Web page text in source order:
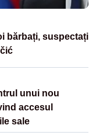
bărbați, suspectați
unui nou
accesul
sale